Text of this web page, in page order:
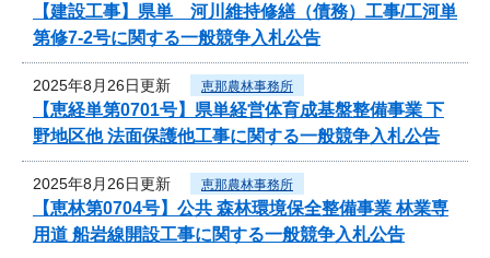
【建設工事】県単 河川維持修繕（債務）工事/工河単
第修7-2号に関する一般競争入札公告
2025年8月26日更新 恵那農林事務所
【恵経単第0701号】県単経営体育成基盤整備事業 下
野地区他 法面保護他工事に関する一般競争入札公告
2025年8月26日更新 恵那農林事務所
【恵林第0704号】公共 森林環境保全整備事業 林業専
用道 船岩線開設工事に関する一般競争入札公告